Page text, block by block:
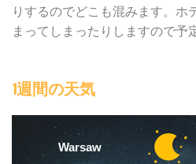
りするのでどこも混みます。ホ
まってしまったりしますので予
1週間の天気
Warsaw